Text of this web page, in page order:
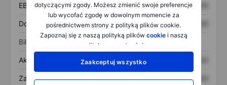
dotyczącymi zgody. Możesz zmienić swoje preferencje
lub wycofać zgodę w dowolnym momencie za
pośrednictwem strony z polityką plików cookie.
Zapoznaj się z naszą polityką plików cookiei naszą
polityką
prywatności
Zaakceptuj wszystko
EBITDA XXXXXXX XXXXXXX
Dochód netto XXXXXXX XXXXXXX
Bilans
Aktywa ogółem XXXXXXX
Zadłużenie ogółem XXXXXXX XXXXXXX